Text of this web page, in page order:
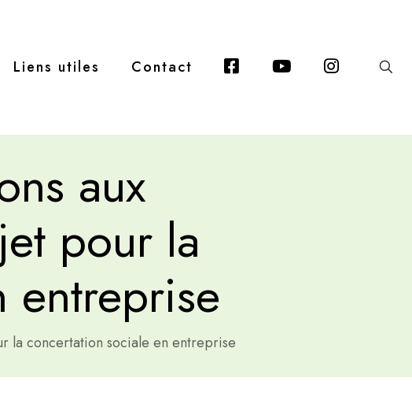
Liens utiles Contact FacebookYoutube
aux
pour la
entreprise
la concertation sociale en entreprise